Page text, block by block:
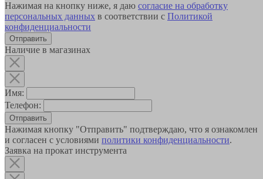
Нажимая на кнопку ниже, я даю согласие на обработку
персональных данных в соответствии с Политикой
конфиденциальности
Наличие в магазинах
Имя:
Телефон:
Отправить
Нажимая кнопку "Отправить" подтверждаю, что я ознакомлен
и согласен с условиями политики конфиденциальности.
Заявка на прокат инструмента